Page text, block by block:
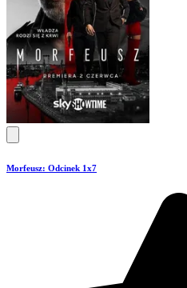
Morfeusz: Odcinek 1x7